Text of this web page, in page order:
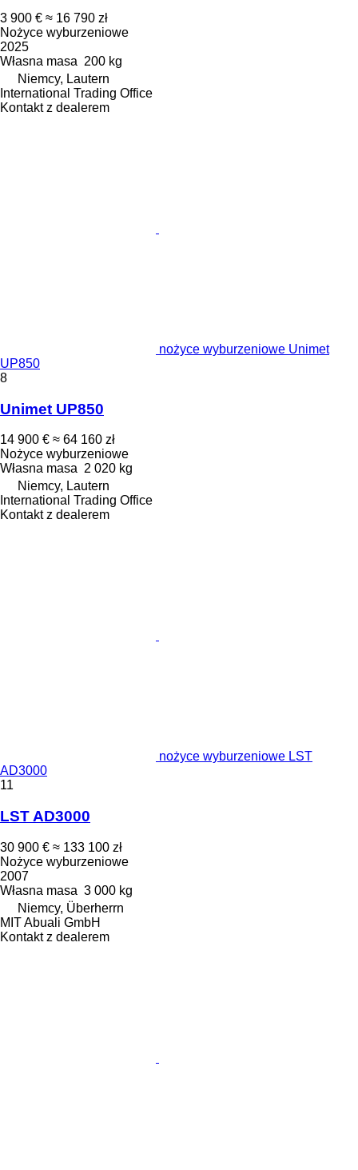
3 900 € ≈ 16 790 zł
Nożyce wyburzeniowe
2025
Własna masa 200 kg
Niemcy, Lautern
International Trading Office
Kontakt z dealerem
nożyce wyburzeniowe Unimet
UP850
8
Unimet UP850
14 900 € ≈ 64 160 zł
Nożyce wyburzeniowe
Własna masa 2 020 kg
Niemcy, Lautern
International Trading Office
Kontakt z dealerem
nożyce wyburzeniowe LST
AD3000
11
LST AD3000
30 900 € ≈ 133 100 zł
Nożyce wyburzeniowe
2007
Własna masa 3 000 kg
Niemcy, Überherrn
MIT Abuali GmbH
Kontakt z dealerem